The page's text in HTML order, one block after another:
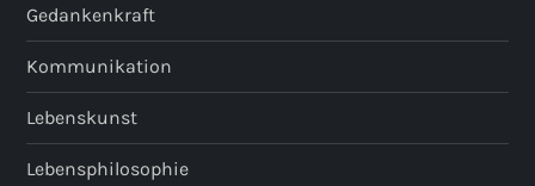
Gedankenkraft
Kommunikation
Lebenskunst
Lebensphilosophie